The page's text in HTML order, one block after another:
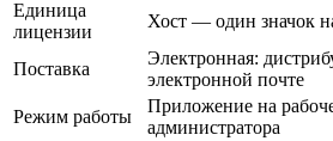
Единица
лицензии
Хост — один значок
Поставка
Электронная:
электронной почте
Режим работы
Приложение на
администратора